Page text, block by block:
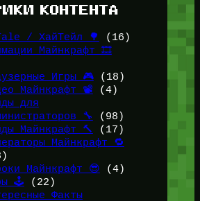
КОНТЕНТА
/ ХайТейл 🌳
(16)
Майнкрафт 🎞️
Игры 🎮(18)
Майнкрафт 📽️ (4)
для
🔧
(98)
Майнкрафт 🔨
(17)
Майнкрафт 🔁
Майнкрафт 😎 (4)
🕹️ (22)
Факты